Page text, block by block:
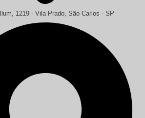
1219 - Vila Prado, São Carlos - SP